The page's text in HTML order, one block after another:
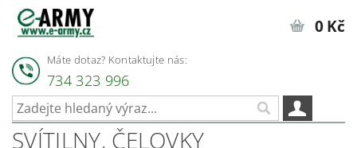
Máte dotaz? Kontaktujte nás:
734 323 996
0 Kč
SVÍTILNY, ČELOVKY